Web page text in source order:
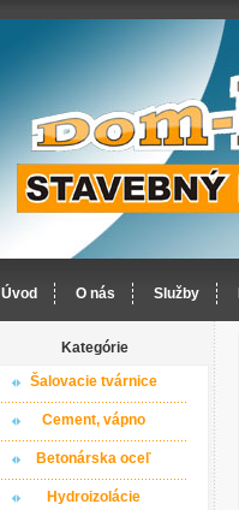
Úvod O nás Služby
Kategórie
Šalovacie tvárnice
Cement, vápno
Betonárska oceľ
Hydroizolácie